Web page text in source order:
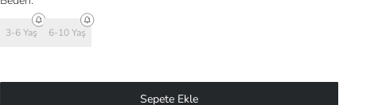
3-6 Yaş 6-10 Yaş
Sepete Ekle